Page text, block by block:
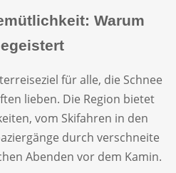
Warum
für alle, die Schnee
lieben. Die Region bietet
vom Skifahren in den
durch verschneite
Abenden vor dem Kamin.